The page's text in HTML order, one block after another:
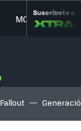
MOVILIDAD
Suscríbete a
Fallout